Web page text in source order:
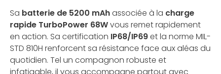
Sa batterie de 5200 mAhassociée à la charge
rapide TurboPower 68Wvous remet rapidement
en action. Sa certification IP68/IP69et la norme MIL-
STD 810H renforcent sa résistance face aux aléas du
quotidien. Tel un compagnon robuste et